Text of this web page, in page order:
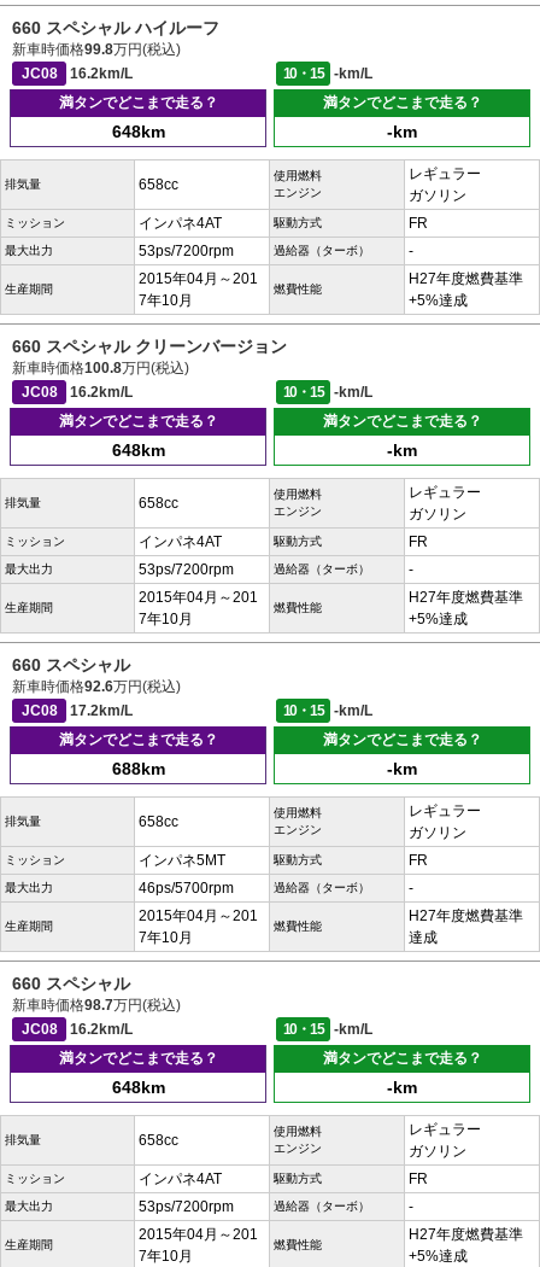
660 スペシャル ハイルーフ
新車時価格99.8万円(税込)
JC08
16.2km/L 10・15
-km/L
満タンでどこまで走る？
648km
満タンでどこまで走る？
-km
排気量 658cc
使用燃料
エンジン
レギュラー
ガソリン
ミッション インパネ4AT 駆動方式 FR
最大出力 53ps/7200rpm 過給器（ターボ） -
生産期間
2015年04月～201
7年10月
燃費性能
H27年度燃費基準
+5%達成
660 スペシャル クリーンバージョン
新車時価格100.8万円(税込)
JC08
16.2km/L 10・15
-km/L
満タンでどこまで走る？
648km
満タンでどこまで走る？
-km
排気量 658cc
使用燃料
エンジン
レギュラー
ガソリン
ミッション インパネ4AT 駆動方式 FR
最大出力 53ps/7200rpm 過給器（ターボ） -
生産期間
2015年04月～201
7年10月
燃費性能
H27年度燃費基準
+5%達成
660 スペシャル
新車時価格92.6万円(税込)
JC08
17.2km/L 10・15
-km/L
満タンでどこまで走る？
688km
満タンでどこまで走る？
-km
排気量 658cc
使用燃料
エンジン
レギュラー
ガソリン
ミッション インパネ5MT 駆動方式 FR
最大出力 46ps/5700rpm 過給器（ターボ） -
生産期間
2015年04月～201
7年10月
燃費性能
H27年度燃費基準
達成
660 スペシャル
新車時価格98.7万円(税込)
JC08
16.2km/L 10・15
-km/L
満タンでどこまで走る？
648km
満タンでどこまで走る？
-km
排気量 658cc
使用燃料
エンジン
レギュラー
ガソリン
ミッション インパネ4AT 駆動方式 FR
最大出力 53ps/7200rpm 過給器（ターボ） -
生産期間
2015年04月～201
7年10月
燃費性能
H27年度燃費基準
+5%達成